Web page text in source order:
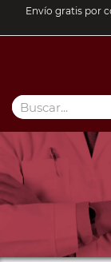
Envío gratis por